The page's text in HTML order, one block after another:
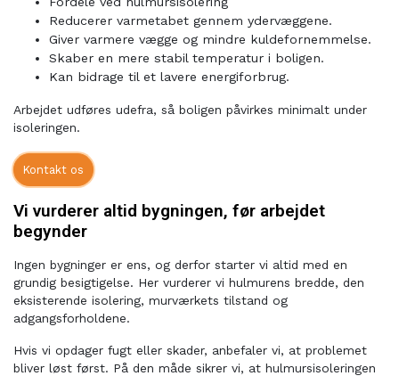
Reducerer varmetabet gennem ydervæggene.
Giver varmere vægge og mindre kuldefornemmelse.
Skaber en mere stabil temperatur i boligen.
Kan bidrage til et lavere energiforbrug.
Arbejdet udføres udefra, så boligen påvirkes minimalt under
isoleringen.
Kontakt os
Vi vurderer altid bygningen, før arbejdet
begynder
Ingen bygninger er ens, og derfor starter vi altid med en
grundig besigtigelse. Her vurderer vi hulmurens bredde, den
eksisterende isolering, murværkets tilstand og
adgangsforholdene.
Hvis vi opdager fugt eller skader, anbefaler vi, at problemet
bliver løst først. På den måde sikrer vi, at hulmursisoleringen